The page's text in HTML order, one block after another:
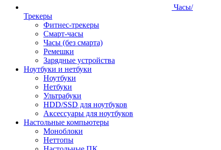
Часы/
Трекеры
Фитнес-трекеры
Смарт-часы
Часы (без смарта)
Ремешки
Зарядные устройства
Ноутбуки и нетбуки
Ноутбуки
Нетбуки
Ультрабуки
HDD/SSD для ноутбуков
Аксессуары для ноутбуков
Настольные компьютеры
Моноблоки
Неттопы